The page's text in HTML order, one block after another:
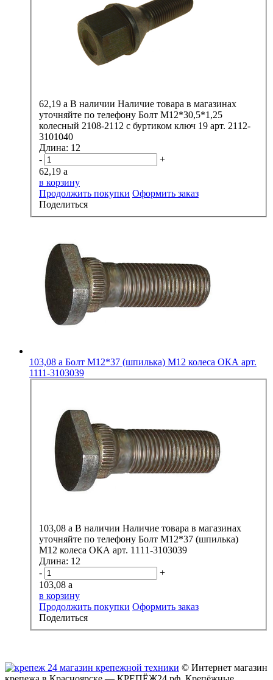
62,19 a В наличии Наличие товара в магазинах
уточняйте по телефону Болт М12*30,5*1,25
колесный 2108-2112 с буртиком ключ 19 арт. 2112-
3101040
Длина: 12
-
+
62,19 a
в корзину
Продолжить покупки Оформить заказ
Поделиться
103,08 a Болт М12*37 (шпилька) М12 колеса ОКА арт.
1111-3103039
103,08 a В наличии Наличие товара в магазинах
уточняйте по телефону Болт М12*37 (шпилька)
М12 колеса ОКА арт. 1111-3103039
Длина: 12
-
+
103,08 a
в корзину
Продолжить покупки Оформить заказ
Поделиться
© Интернет магазин